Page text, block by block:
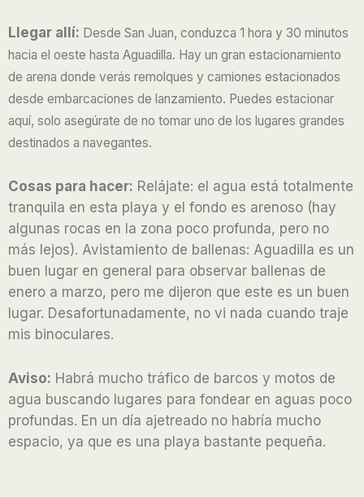
d
2
.
5
o
u
o
f
5
Llegar allí: Desde San Juan, conduzca 1 hora y 30 minutos
hacia el oeste hasta Aguadilla. Hay un gran estacionamiento
de arena donde verás remolques y camiones estacionados
desde embarcaciones de lanzamiento. Puedes estacionar
aquí, solo asegúrate de no tomar uno de los lugares grandes
destinados a navegantes.
Cosas para hacer: Relájate: el agua está totalmente
tranquila en esta playa y el fondo es arenoso (hay
algunas rocas en la zona poco profunda, pero no
más lejos). Avistamiento de ballenas: Aguadilla es un
buen lugar en general para observar ballenas de
enero a marzo, pero me dijeron que este es un buen
lugar. Desafortunadamente, no vi nada cuando traje
mis binoculares.
Aviso: Habrá mucho tráfico de barcos y motos de
agua buscando lugares para fondear en aguas poco
profundas. En un día ajetreado no habría mucho
espacio, ya que es una playa bastante pequeña.